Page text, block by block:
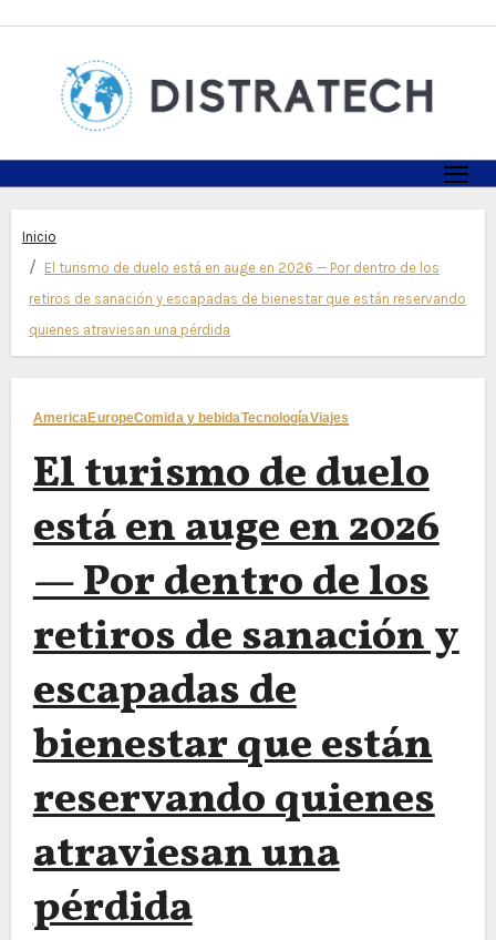
Inicio
El turismo de duelo está en auge en 2026 — Por dentro de los
retiros de sanación y escapadas de bienestar que están reservando
quienes atraviesan una pérdida
AmericaEuropeComida y bebidaTecnologíaViajes
El turismo de duelo
está en auge en 2026
— Por dentro de los
retiros de sanación y
escapadas de
bienestar que están
reservando quienes
atraviesan una
pérdida